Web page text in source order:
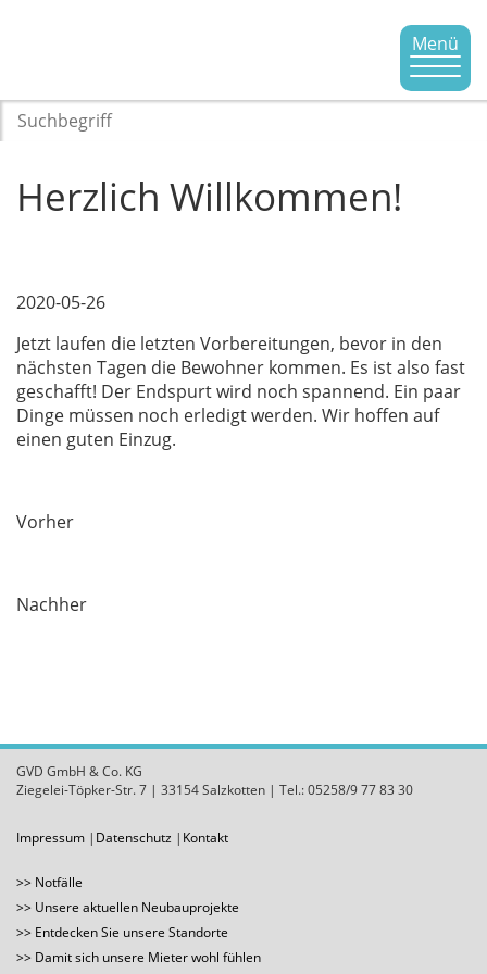
Menü
Herzlich Willkommen!
2020-05-26
Jetzt laufen die letzten Vorbereitungen, bevor in den
nächsten Tagen die Bewohner kommen. Es ist also fast
geschafft! Der Endspurt wird noch spannend. Ein paar
Dinge müssen noch erledigt werden. Wir hoffen auf
einen guten Einzug.
Vorher
Nachher
GVD GmbH & Co. KG
Ziegelei-Töpker-Str. 7 | 33154 Salzkotten | Tel.: 05258/9 77 83 30
Impressum Datenschutz Kontakt
Notfälle
Unsere aktuellen Neubauprojekte
Entdecken Sie unsere Standorte
Damit sich unsere Mieter wohl fühlen